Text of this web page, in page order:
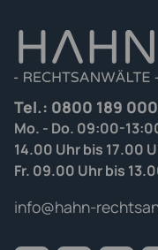
Tel.: 0800 189
Mo. - Do. 09:00-
14.00 Uhr bis 17.00
Fr. 09.00 Uhr bis
info@hahn-